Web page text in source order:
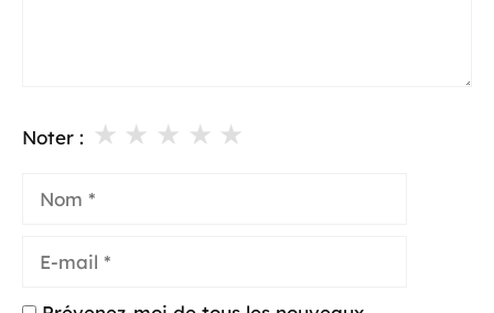
Noter : ★
★
★
★
★
mail